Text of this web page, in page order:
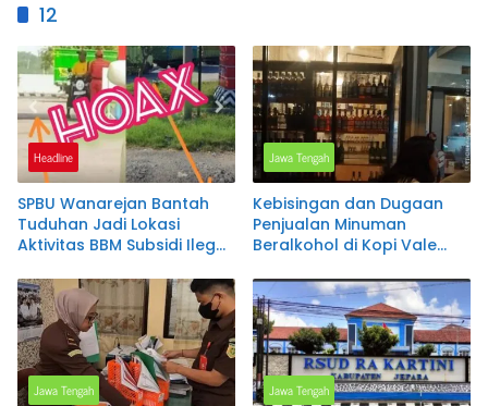
12
Headline
SPBU Wanarejan Bantah
Tuduhan Jadi Lokasi
Aktivitas BBM Subsidi Ilegal,
Sesuai Kode Etik Jurnalistik
dan Pertimbangkan Jalur
Hukum
Jawa Tengah
Kebisingan dan Dugaan
Penjualan Minuman
Beralkohol di Kopi Vale
Keluhkan Gangguan
hingga Larut Malam
Jawa Tengah Jawa Tengah